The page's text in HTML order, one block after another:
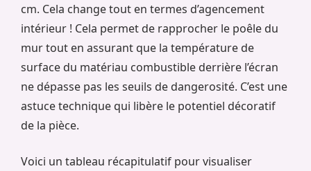
cm. Cela change tout en termes d’agencement
intérieur ! Cela permet de rapprocher le poêle du
mur tout en assurant que la température de
surface du matériau combustible derrière l’écran
ne dépasse pas les seuils de dangerosité. C’est une
astuce technique qui libère le potentiel décoratif
de la pièce.
Voici un tableau récapitulatif pour visualiser